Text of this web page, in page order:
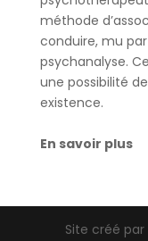
méthode
conduire, mu
psychanalyse.
une possibilité
existence.
En savoir plus
Site créé par